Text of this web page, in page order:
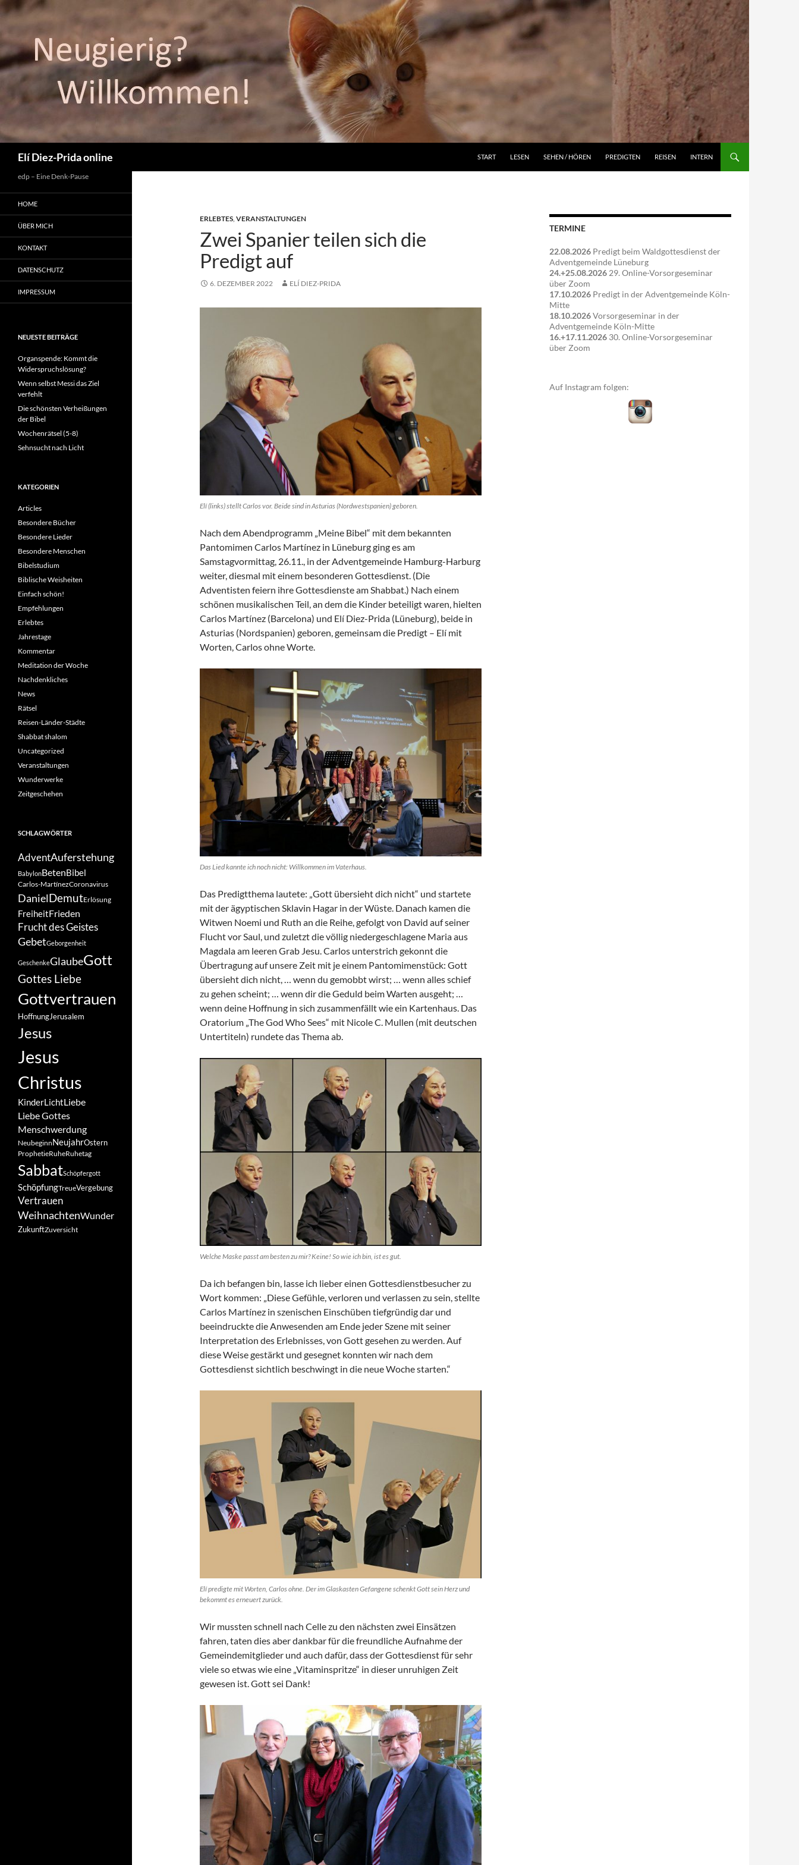
Elí Diez-Prida online
START
LESEN SEHEN / HÖREN PREDIGTEN REISEN INTERN
ERLEBTES, VERANSTALTUNGEN
Zwei Spanier teilen sich die
Predigt auf
6. DEZEMBER 2022 ELÍ DIEZ-PRIDA
Elí (links) stellt Carlos vor. Beide sind in Asturias (Nordwestspanien) geboren.
Nach dem Abendprogramm „Meine Bibel“ mit dem bekannten
Pantomimen Carlos Martínez in Lüneburg ging es am
Samstagvormittag, 26.11., in der Adventgemeinde Hamburg-Harburg
weiter, diesmal mit einem besonderen Gottesdienst. (Die
Adventisten feiern ihre Gottesdienste am Shabbat.) Nach einem
schönen musikalischen Teil, an dem die Kinder beteiligt waren, hielten
Carlos Martínez (Barcelona) und Elí Diez-Prida (Lüneburg), beide in
Asturias (Nordspanien) geboren, gemeinsam die Predigt – Elí mit
Worten, Carlos ohne Worte.
Das Lied kannte ich noch nicht: Willkommen im Vaterhaus.
Das Predigtthema lautete: „Gott übersieht dich nicht“ und startete
mit der ägyptischen Sklavin Hagar in der Wüste. Danach kamen die
Witwen Noemi und Ruth an die Reihe, gefolgt von David auf seiner
Flucht vor Saul, und zuletzt die völlig niedergeschlagene Maria aus
Magdala am leeren Grab Jesu. Carlos unterstrich gekonnt die
Übertragung auf unsere Zeit mit je einem Pantomimenstück: Gott
übersieht dich nicht, … wenn du gemobbt wirst; … wenn alles schief
zu gehen scheint; … wenn dir die Geduld beim Warten ausgeht; …
wenn deine Hoffnung in sich zusammenfällt wie ein Kartenhaus. Das
Oratorium „The God Who Sees“ mit Nicole C. Mullen (mit deutschen
Untertiteln) rundete das Thema ab.
Welche Maske passt am besten zu mir? Keine! So wie ich bin, ist es gut.
Da ich befangen bin, lasse ich lieber einen Gottesdienstbesucher zu
Wort kommen: „Diese Gefühle, verloren und verlassen zu sein, stellte
Carlos Martínez in szenischen Einschüben tiefgründig dar und
beeindruckte die Anwesenden am Ende jeder Szene mit seiner
Interpretation des Erlebnisses, von Gott gesehen zu werden. Auf
diese Weise gestärkt und gesegnet konnten wir nach dem
Gottesdienst sichtlich beschwingt in die neue Woche starten.“
Elí predigte mit Worten, Carlos ohne. Der im Glaskasten Gefangene schenkt Gott sein Herz und
bekommt es erneuert zurück.
Wir mussten schnell nach Celle zu den nächsten zwei Einsätzen
fahren, taten dies aber dankbar für die freundliche Aufnahme der
Gemeindemitglieder und auch dafür, dass der Gottesdienst für sehr
viele so etwas wie eine „Vitaminspritze“ in dieser unruhigen Zeit
gewesen ist. Gott sei Dank!
TERMINE
22.08.2026 Predigt beim Waldgottesdienst der
Adventgemeinde Lüneburg
24.+25.08.2026 29. Online-Vorsorgeseminar
über Zoom
17.10.2026 Predigt in der Adventgemeinde Köln-
Mitte
18.10.2026Vorsorgeseminar in der
Adventgemeinde Köln-Mitte
16.+17.11.2026 30. Online-Vorsorgeseminar
über Zoom
Auf Instagram folgen:
edp – Eine Denk-Pause
HOME
ÜBER MICH
KONTAKT
DATENSCHUTZ
IMPRESSUM
NEUESTE BEITRÄGE
Organspende: Kommt die
Widerspruchslösung?
Wenn selbst Messi das Ziel
verfehlt
Die schönsten Verheißungen
der Bibel
Wochenrätsel (5-8)
Sehnsucht nach Licht
KATEGORIEN
Articles
Besondere Bücher
Besondere Lieder
Besondere Menschen
Bibelstudium
Biblische Weisheiten
Einfach schön!
Empfehlungen
Erlebtes
Jahrestage
Kommentar
Meditation der Woche
Nachdenkliches
News
Rätsel
Reisen-Länder-Städte
Shabbat shalom
Uncategorized
Veranstaltungen
Wunderwerke
Zeitgeschehen
SCHLAGWÖRTER
AdventAuferstehung
BabylonBetenBibel
Carlos-MartínezCoronavirus
DanielDemutErlösung
FreiheitFrieden
Frucht des Geistes
GebetGeborgenheit
GeschenkeGlaubeGott
Gottes Liebe
Gottvertrauen
HoffnungJerusalem
Jesus
Jesus
Christus
KinderLichtLiebe
Liebe Gottes
Menschwerdung
NeubeginnNeujahrOstern
ProphetieRuheRuhetag
SabbatSchöpfergott
SchöpfungTreueVergebung
Vertrauen
WeihnachtenWunder
ZukunftZuversicht